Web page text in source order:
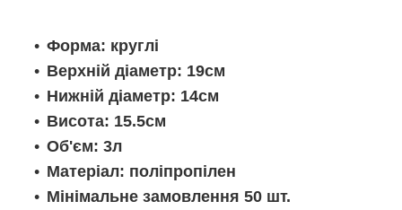
Форма: круглі
Верхній діаметр: 19см
Нижній діаметр: 14см
Висота: 15.5см
Об'єм: 3л
Матеріал: поліпропілен
Мінімальне замовлення 50 шт.